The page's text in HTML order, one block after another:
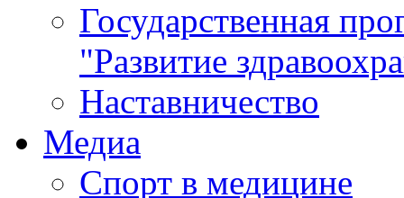
Государственная
"Развитие
Наставничество
Медиа
Спорт в медицине